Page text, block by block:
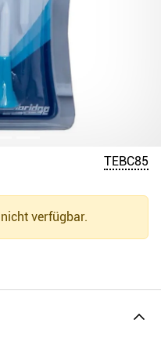
TEBC85
verfügbar.